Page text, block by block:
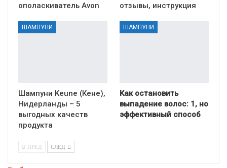
ополаскиватель Avon
отзывы, инструкция
ШАМПУНИ
Шампуни Keune (Кене),
Нидерланды – 5
выгодных качеств
продукта
ШАМПУНИ
Как остановить
выпадение волос: 1, но
эффективный способ
ПРЕД СЛЕД